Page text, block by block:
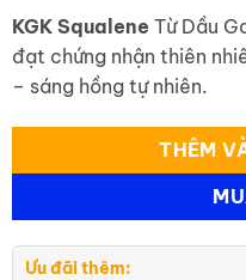
KGK Squalene Từ Dầu
đạt chứng nhận thiên
– sáng hồng tự nhiên.
THÊM
Ưu đãi thêm: